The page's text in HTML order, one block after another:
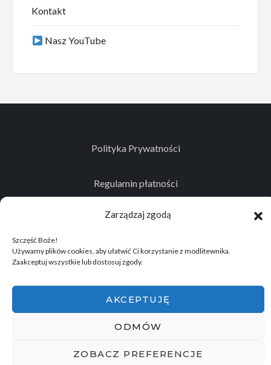
Zarządzaj zgodą
Szczęść Boże!
Używamy plików cookies, aby ułatwić Ci korzystanie z modlitewnika.
Zaakceptuj wszystkie lub dostosuj zgody.
AKCEPTUJĘ
ODMÓW
ZOBACZ PREFERENCJE
Kontakt
Nasz YouTube
Polityka Prywatności
Regulamin płatności
Kontakt
Historyczno - Eksploracyjne "Memento Mori"
Wszelkie prawa zastrzeżone.